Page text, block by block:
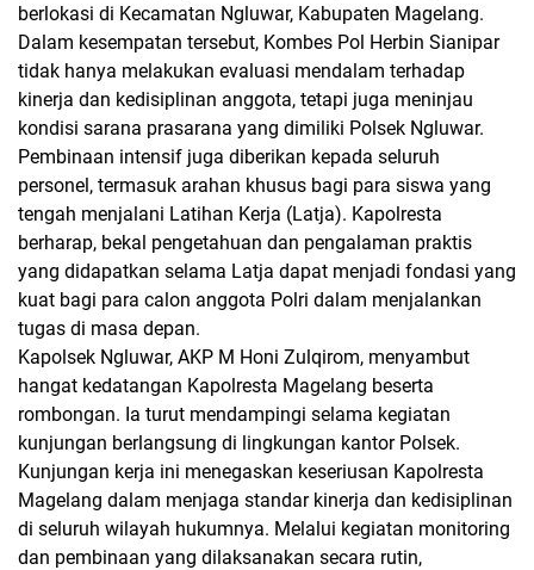
berlokasi di Kecamatan Ngluwar, Kabupaten Magelang.
Dalam kesempatan tersebut, Kombes Pol Herbin Sianipar
tidak hanya melakukan evaluasi mendalam terhadap
kinerja dan kedisiplinan anggota, tetapi juga meninjau
kondisi sarana prasarana yang dimiliki Polsek Ngluwar.
Pembinaan intensif juga diberikan kepada seluruh
personel, termasuk arahan khusus bagi para siswa yang
tengah menjalani Latihan Kerja (Latja). Kapolresta
berharap, bekal pengetahuan dan pengalaman praktis
yang didapatkan selama Latja dapat menjadi fondasi yang
kuat bagi para calon anggota Polri dalam menjalankan
tugas di masa depan.
Kapolsek Ngluwar, AKP M Honi Zulqirom, menyambut
hangat kedatangan Kapolresta Magelang beserta
rombongan. Ia turut mendampingi selama kegiatan
kunjungan berlangsung di lingkungan kantor Polsek.
Kunjungan kerja ini menegaskan keseriusan Kapolresta
Magelang dalam menjaga standar kinerja dan kedisiplinan
di seluruh wilayah hukumnya. Melalui kegiatan monitoring
dan pembinaan yang dilaksanakan secara rutin,